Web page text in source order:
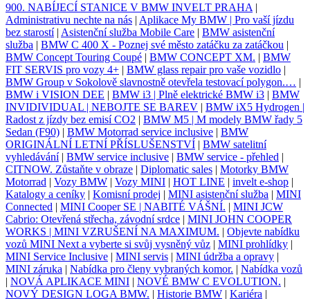
900. NABÍJECÍ STANICE V BMW INVELT PRAHA |
Administrativu nechte na nás | Aplikace My BMW | Pro vaší jízdu
bez starostí| Asistenční služba Mobile Care | BMW asistenční
služba | BMW C 400 X - Poznej své město zatáčku za zatáčkou |
BMW Concept Touring Coupé | BMW CONCEPT XM. | BMW
FIT SERVIS pro vozy 4+ | BMW glass repair pro vaše vozidlo |
BMW Group v Sokolově slavnostně otevřela testovací polygon.… |
BMW i VISION DEE | BMW i3 | Plně elektrické BMW i3 | BMW
INVIDIVIDUAL | NEBOJTE SE BAREV | BMW iX5 Hydrogen |
Radost z jízdy bez emisí CO2 | BMW M5 | M modely BMW řady 5
Sedan (F90) | BMW Motorrad service inclusive | BMW
ORIGINÁLNÍ LETNÍ PŘÍSLUŠENSTVÍ | BMW satelitní
vyhledávání| BMW service inclusive | BMW service - přehled |
CITNOW. Zůstaňte v obraze | Diplomatic sales | Motorky BMW
Motorrad | Vozy BMW | Vozy MINI | HOT LINE | invelt e-shop |
Katalogy a ceníky | Komisní prodej | MINI asistenční služba | MINI
Connected | MINI Cooper SE | NABITÉ VÁŠNÍ. | MINI JCW
Cabrio: Otevřená střecha, závodní srdce | MINI JOHN COOPER
WORKS | MINI VZRUŠENÍ NA MAXIMUM. | Objevte nabídku
vozů MINI Next a vyberte si svůj vysněný vůz | MINI prohlídky |
MINI Service Inclusive | MINI servis | MINI údržba a opravy |
MINI záruka | Nabídka pro členy vybraných komor. | Nabídka vozů
| NOVÁ APLIKACE MINI | NOVÉ BMW C EVOLUTION. |
NOVÝ DESIGN LOGA BMW. | Historie BMW | Kariéra |